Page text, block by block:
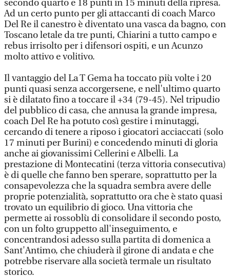
secondo quarto e 18 punti in 15 minuti della ripresa.
Ad un certo punto per gli attaccanti di coach Marco
Del Re il canestro è diventato una vasca da bagno, con
Toscano letale da tre punti, Chiarini a tutto campo e
rebus irrisolto per i difensori ospiti, e un Acunzo
molto attivo e volitivo.
Il vantaggio del La T Gema ha toccato più volte i 20
punti quasi senza accorgersene, e nell'ultimo quarto
si è dilatato fino a toccare il +34 (79-45). Nel tripudio
del pubblico di casa, che annusa la grande impresa,
coach Del Re ha potuto così gestire i minutaggi,
cercando di tenere a riposo i giocatori acciaccati (solo
17 minuti per Burini) e concedendo minuti di gloria
anche ai giovanissimi Cellerini e Albelli. La
prestazione di Montecatini (terza vittoria consecutiva)
è di quelle che fanno ben sperare, soprattutto per la
consapevolezza che la squadra sembra avere delle
proprie potenzialità, soprattutto ora che è stato quasi
trovato un equilibrio di gioco. Una vittoria che
permette ai rossoblù di consolidare il secondo posto,
con un folto gruppetto all'inseguimento, e
concentrandosi adesso sulla partita di domenica a
Sant'Antimo, che chiuderà il girone di andata e che
potrebbe riservare alla società termale un risultato
storico.